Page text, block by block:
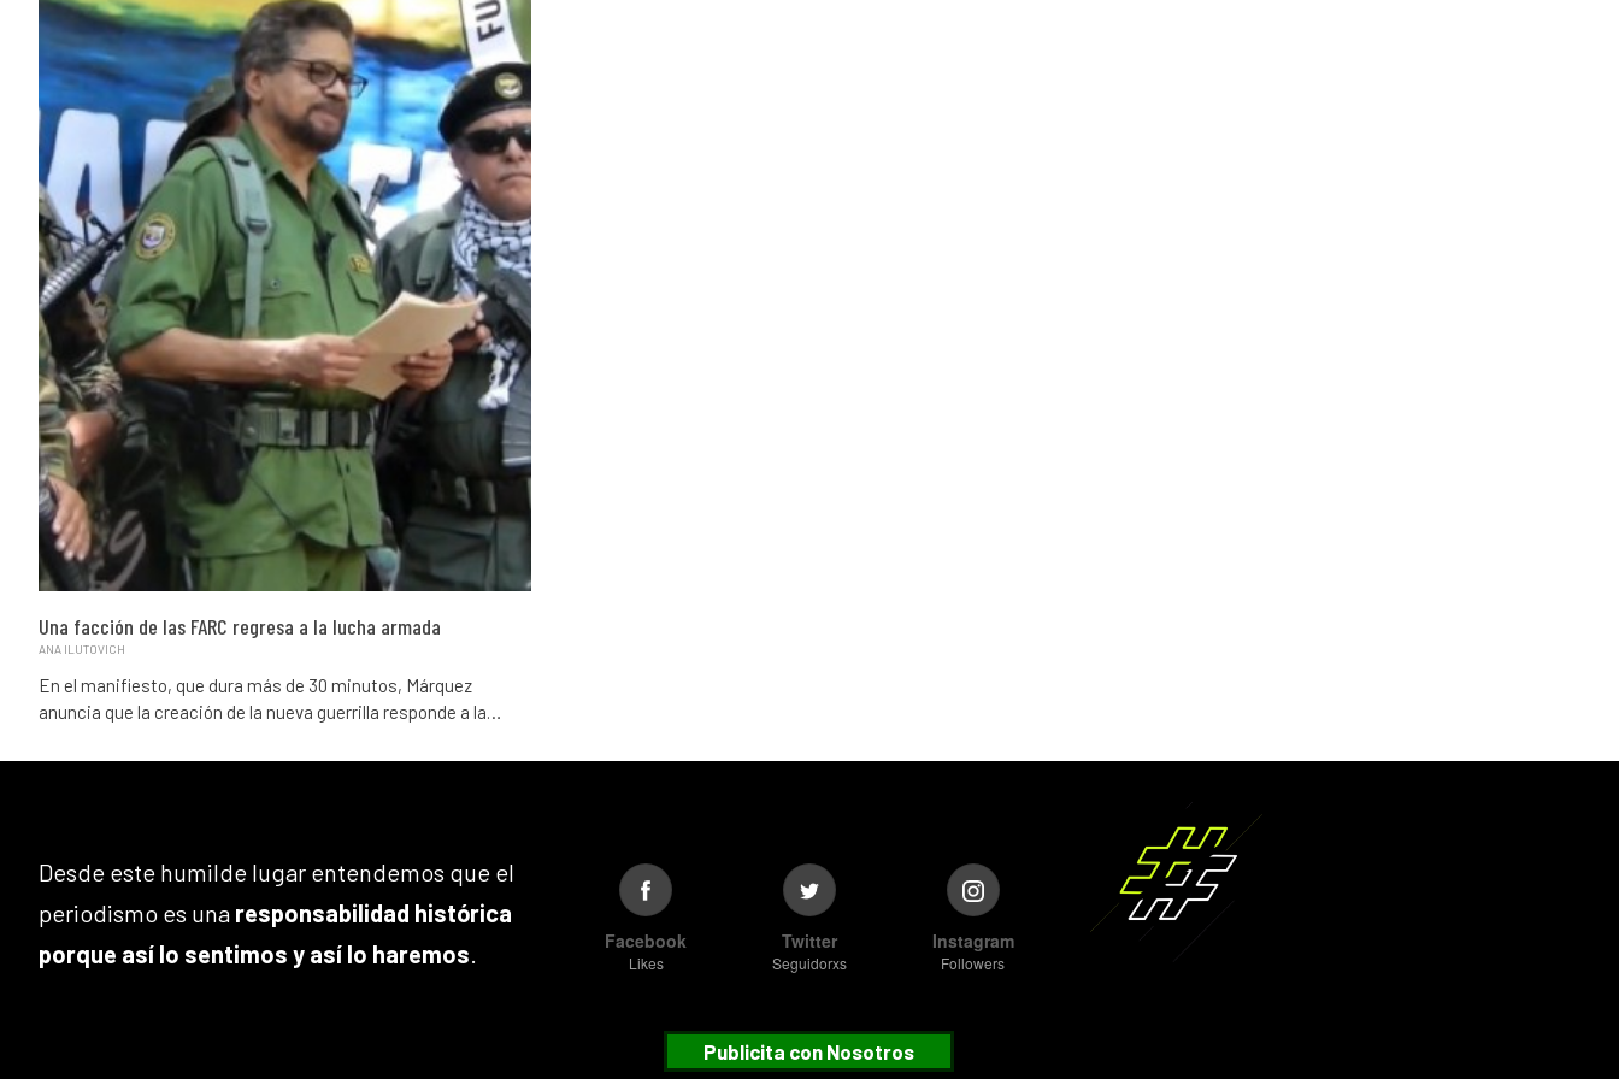
Una facción de las FARC regresa a la lucha armada
ANA ILUTOVICH
En el manifiesto, que dura más de 30 minutos, Márquez
anuncia que la creación de la nueva guerrilla responde a la…
Desde este humilde lugar entendemos que el
periodismo es una responsabilidad histórica
porque así lo sentimos y así lo haremos
Facebook
Likes
Twitter
Seguidorxs
Instagram
Followers
Publicita con Nosotros